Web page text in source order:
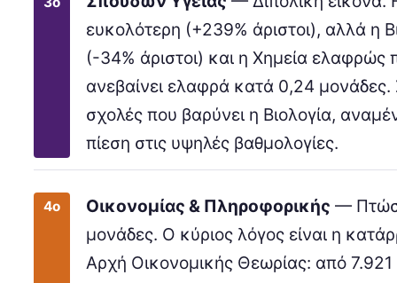
ευκολότερη (+239% άριστοι), αλλά η
(-34% άριστοι) και η Χημεία ελαφρώς
ανεβαίνει ελαφρά κατά 0,24 μονάδες.
σχολές που βαρύνει η Βιολογία,
πίεση στις υψηλές βαθμολογίες.
4ο Οικονομίας & Πληροφορικής —
μονάδες. Ο κύριος λόγος είναι η
Αρχή Οικονομικής Θεωρίας: από